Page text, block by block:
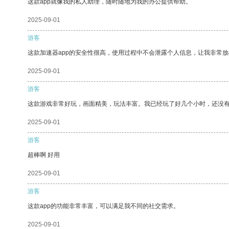
这款app就像我的私人助理，随时随地为我的办公提供帮助。
2025-09-01
游客
这款加速器app的安全性很高，使用过程中不会泄露个人信息，让我非常放
2025-09-01
游客
这款游戏非常好玩，画面精美，玩法丰富。我已经玩了好几个小时，还没有
2025-09-01
游客
超棒啊 好用
2025-09-01
游客
这款app的功能非常丰富，可以满足我不同的社交需求。
2025-09-01